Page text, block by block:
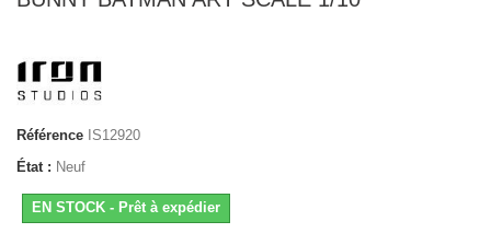
Référence IS12920
État : Neuf
EN STOCK - Prêt à expédier